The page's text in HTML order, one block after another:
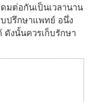
มต่อกันเป็นเวลานาน
ปรึกษาแพทย์ อนึ่ง
ดังนั้นควรเก็บรักษา